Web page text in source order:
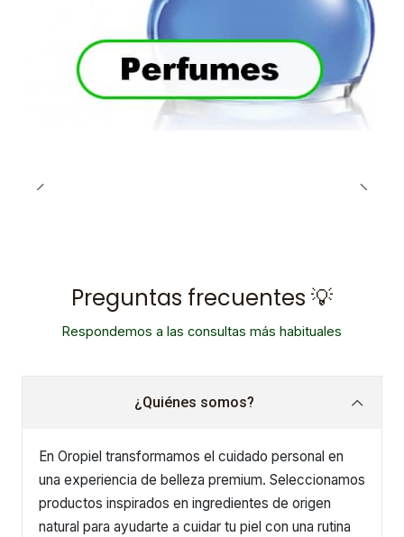
Preguntas frecuentes 💡
Respondemos a las consultas más habituales
¿Quiénes somos?
En Oropiel transformamos el cuidado personal en
una experiencia de belleza premium. Seleccionamos
productos inspirados en ingredientes de origen
natural para ayudarte a cuidar tu piel con una rutina